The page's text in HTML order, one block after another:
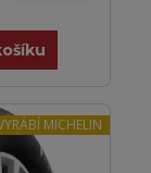
MICHELIN